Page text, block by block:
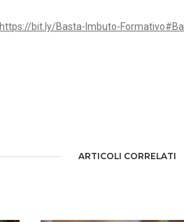
https://bit.ly/Basta-Imbuto-Formativo
ARTICOLI CORRELATI